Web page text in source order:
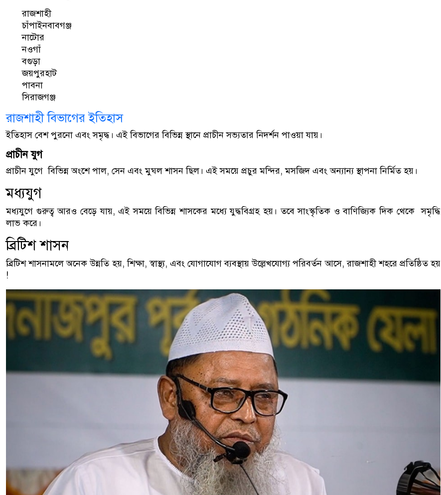
রাজশাহী
চাঁপাইনবাবগঞ্জ
নাটোর
নওগাঁ
বগুড়া
জয়পুরহাট
পাবনা
সিরাজগঞ্জ
রাজশাহী বিভাগের ইতিহাস
ইতিহাস বেশ পুরনো এবং সমৃদ্ধ। এই বিভাগের বিভিন্ন স্থানে প্রাচীন সভ্যতার নিদর্শন পাওয়া যায়।
প্রাচীন যুগ
প্রাচীন যুগে বিভিন্ন অংশে পাল, সেন এবং মুঘল শাসন ছিল। এই সময়ে প্রচুর মন্দির, মসজিদ এবং অন্যান্য স্থাপনা নির্মিত হয়।
মধ্যযুগ
মধ্যযুগে গুরুত্ব আরও বেড়ে যায়, এই সময়ে বিভিন্ন শাসকের মধ্যে যুদ্ধবিগ্রহ হয়। তবে সাংস্কৃতিক ও বাণিজ্যিক দিক থেকে সমৃদ্ধি
লাভ করে।
ব্রিটিশ শাসন
ব্রিটিশ শাসনামলে অনেক উন্নতি হয়, শিক্ষা, স্বাস্থ্য, এবং যোগাযোগ ব্যবস্থায় উল্লেখযোগ্য পরিবর্তন আসে, রাজশাহী শহরে প্রতিষ্ঠিত হয়
!